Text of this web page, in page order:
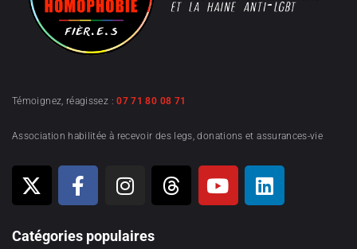
Témoignez, réagissez :07 71 80 08 71
Association habilitée à recevoir des legs, donations et assurances-vie
Catégories populaires